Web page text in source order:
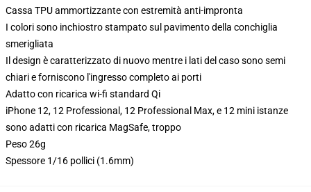
Cassa TPU ammortizzante con estremità anti-impronta
I colori sono inchiostro stampato sul pavimento della conchiglia
smerigliata
Il design è caratterizzato di nuovo mentre i lati del caso sono semi
chiari e forniscono l'ingresso completo ai porti
Adatto con ricarica wi-fi standard Qi
iPhone 12, 12 Professional, 12 Professional Max, e 12 mini istanze
sono adatti con ricarica MagSafe, troppo
Peso 26g
Spessore 1/16 pollici (1.6mm)